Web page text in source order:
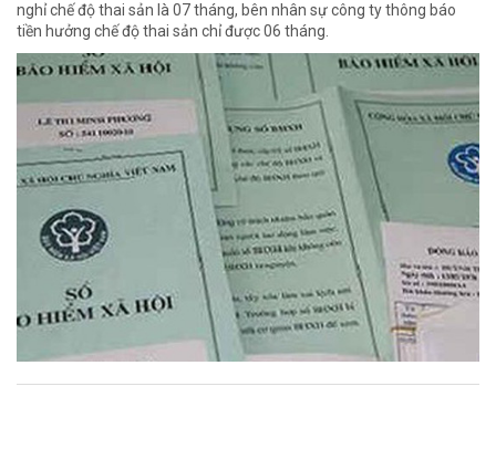
nghỉ chế độ thai sản là 07 tháng, bên nhân sự công ty thông báo
tiền hưởng chế độ thai sản chỉ được 06 tháng.